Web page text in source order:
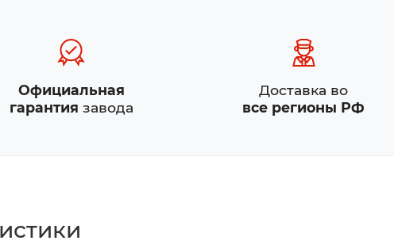
Официальная
гарантия завода
Доставка во
все регионы РФ